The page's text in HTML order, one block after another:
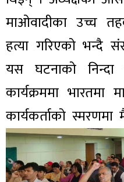
माओवादीका उच्च
हत्या गरिएको भन्दै
यस घटनाको निन्दा
कार्यक्रममा भारतमा
कार्यकर्ताको